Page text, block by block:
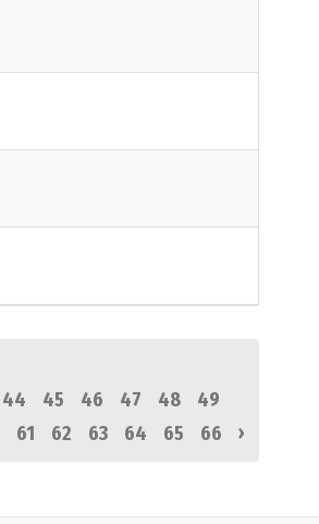
44 45 46 47 48
49
61 62 63 64 65 66 ›